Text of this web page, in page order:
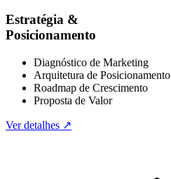
Estratégia &
Posicionamento
Diagnóstico de Marketing
Arquitetura de Posicionamento
Roadmap de Crescimento
Proposta de Valor
Ver detalhes ↗